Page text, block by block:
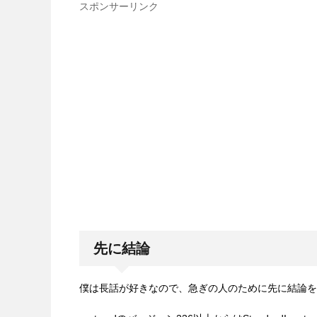
スポンサーリンク
先に結論
僕は長話が好きなので、急ぎの人のために先に結論